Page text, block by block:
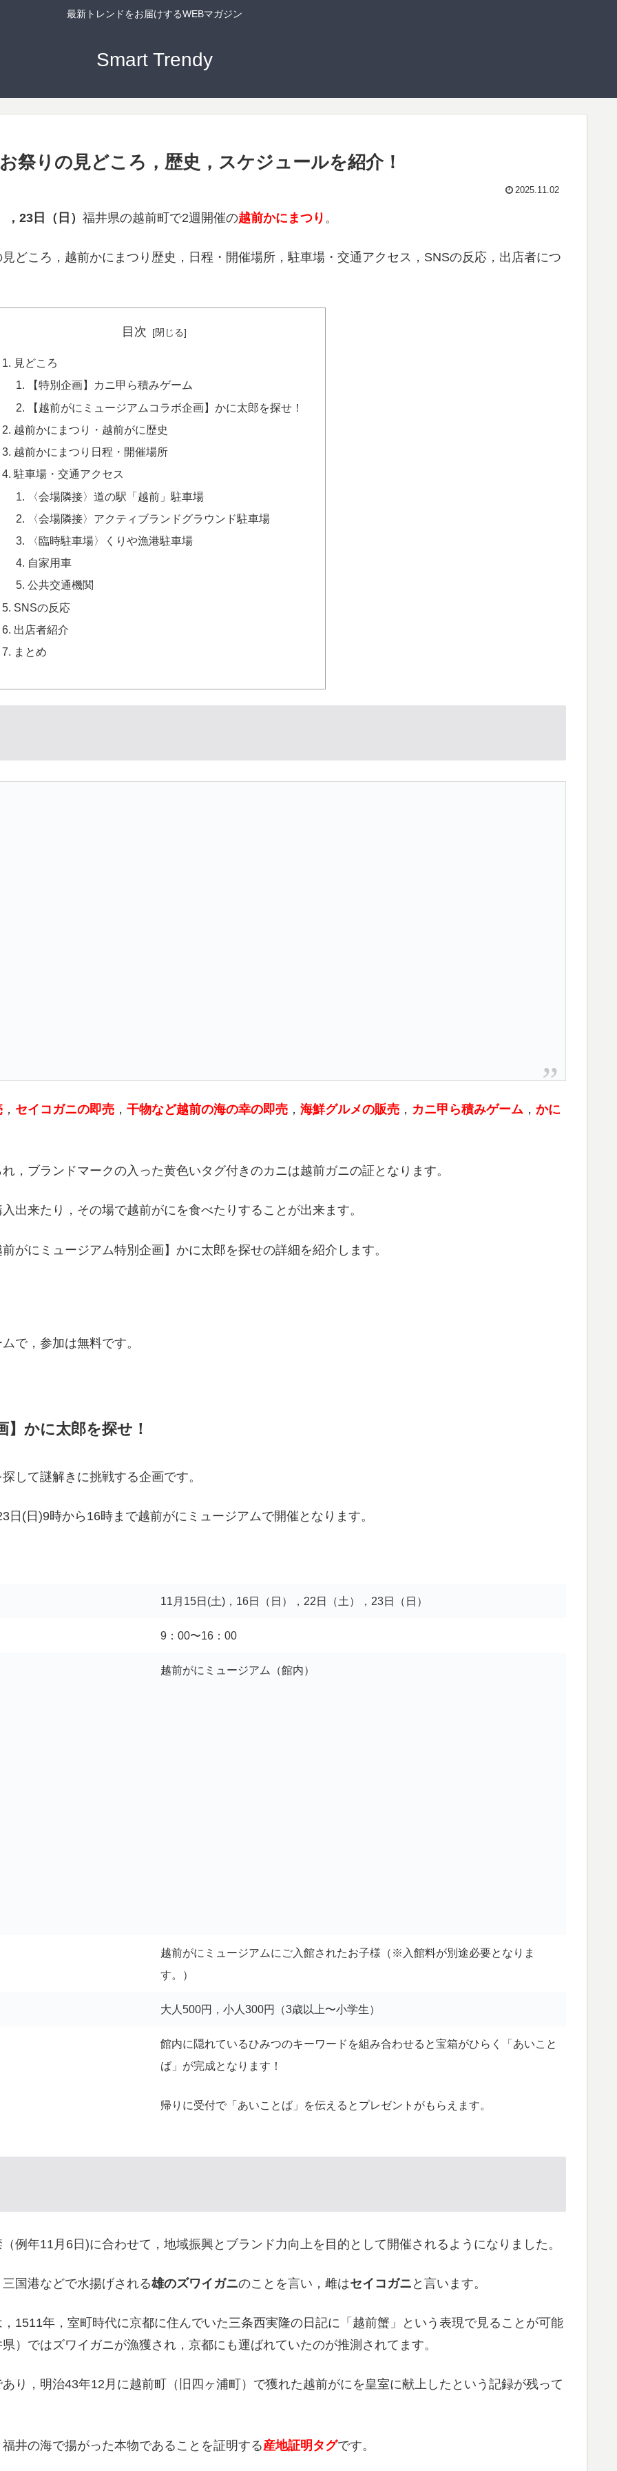
最新トレンドをお届けするWEBマガジン
Smart Trendy
祭りの見どころ，歴史，スケジュールを紹介！
2025.11.02
23日（日） 福井県の越前町で2週開催の越前かにまつり 。
どころ，越前かにまつり歴史，日程・開催場所，駐車場・交通アクセス，SNSの反応，出店者につ
目次
見どころ
【特別企画】カニ甲ら積みゲーム
【越前がにミュージアムコラボ企画】かに太郎を探せ！
越前かにまつり・越前がに歴史
越前かにまつり日程・開催場所
駐車場・交通アクセス
〈会場隣接〉道の駅「越前」駐車場
〈会場隣接〉アクティブランドグラウンド駐車場
〈臨時駐車場〉くりや漁港駐車場
自家用車
公共交通機関
SNSの反応
出店者紹介
まとめ
， セイコガニの即売 ， 干物など越前の海の幸の即売 ， 海鮮グルメの販売 ， カニ甲ら積みゲーム ， かに
，ブランドマークの入った黄色いタグ付きのカニは越前ガニの証となります。
出来たり，その場で越前がにを食べたりすることが出来ます。
がにミュージアム特別企画】かに太郎を探せの詳細を紹介します。
で，参加は無料です。
かに太郎を探せ！
して謎解きに挑戦する企画です。
(日)9時から16時まで越前がにミュージアムで開催となります。
11月15日(土)，16日（日），22日（土），23日（日）
9：00〜16：00
越前がにミュージアム（館内）
越前がにミュージアムにご入館されたお子様（※入館料が別途必要となりま
す。）
大人500円，小人300円（3歳以上〜小学生）
館内に隠れているひみつのキーワードを組み合わせると宝箱がひらく「あいこと
ば」が完成となります！
帰りに受付で「あいことば」を伝えるとプレゼントがもらえます。
例年11月6日)に合わせて，地域振興とブランド力向上を目的として開催されるようになりました。
国港などで水揚げされる雄のズワイガニのことを言い，雌はセイコガニ と言います。
1511年，室町時代に京都に住んでいた三条西実隆の日記に「越前蟹」という表現で見ることが可能
）ではズワイガニが漁獲され，京都にも運ばれていたのが推測されてます。
り，明治43年12月に越前町（旧四ヶ浦町）で獲れた越前がにを皇室に献上したという記録が残って
井の海で揚がった本物であることを証明する産地証明タグです。